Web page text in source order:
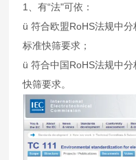
1、有“法"可依：
ü 符合欧盟RoHS法规中
标准快筛要求；
ü 符合中国RoHS法规中
快筛要求。